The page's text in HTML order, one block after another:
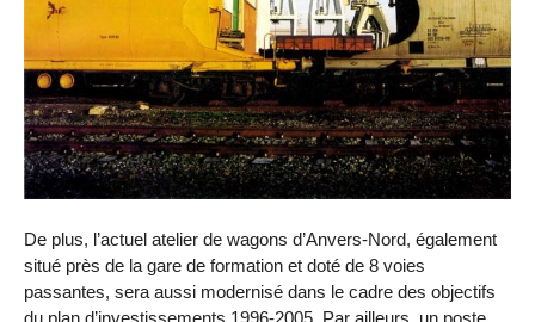
De plus, l’actuel atelier de wagons d’Anvers-Nord, également
situé près de la gare de formation et doté de 8 voies
passantes, sera aussi modernisé dans le cadre des objectifs